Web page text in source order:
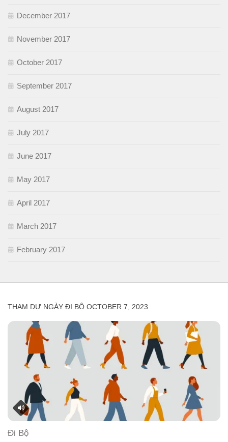
December 2017
November 2017
October 2017
September 2017
August 2017
July 2017
June 2017
May 2017
April 2017
March 2017
February 2017
THAM DỰ NGÀY ĐI BỘ OCTOBER 7, 2023
Đi Bộ